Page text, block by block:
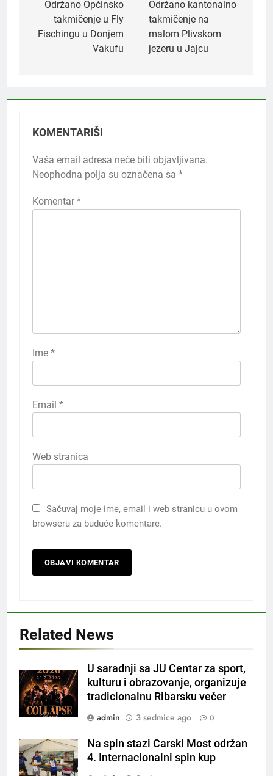
članaka
Održano Općinsko
takmičenje u Fly
Fischingu u Donjem
Vakufu
Održano kantonalno
takmičenje na
malom Plivskom
jezeru u Jajcu
KOMENTARIŠI
Vaša email adresa neće biti objavljivana.
Neophodna polja su označena sa *
Komentar *
Ime *
Email *
Web stranica
Sačuvaj moje ime, email i web stranicu u ovom
browseru za buduće komentare.
Related News
U saradnji sa JU Centar za sport,
kulturu i obrazovanje, organizuje
tradicionalnu Ribarsku večer
admin
3 sedmice ago 0
Na spin stazi Carski Most održan
4. Internacionalni spin kup